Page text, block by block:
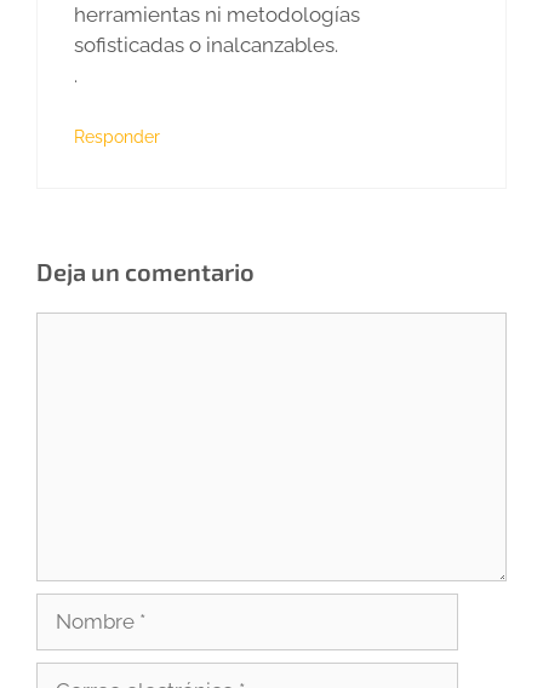
herramientas ni metodologías
sofisticadas o inalcanzables.
.
Responder
Deja un comentario